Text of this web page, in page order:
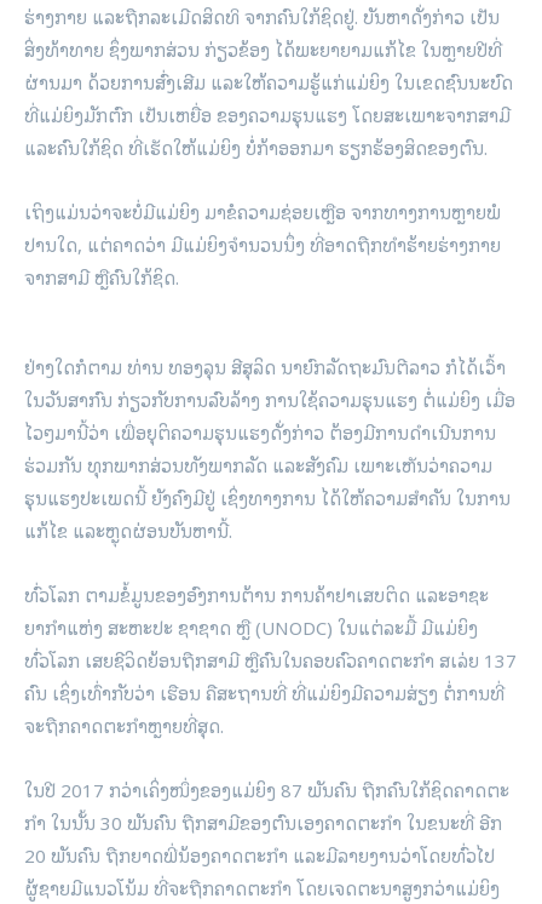
ຮ່າງກາຍ ແລະຖືກລະເມີດສິດທິ ຈາກຄົນໃກ້ຊິດຢູ່. ບັນຫາດັ່ງກ່າວ ເປັນ
ສິ່ງທ້າທາຍ ຊຶ່ງພາກສ່ວນ ກ່ຽວຂ້ອງ ໄດ້ພະຍາຍາມແກ້ໄຂ ໃນຫຼາຍປີທີ່
ຜ່ານມາ ດ້ວຍການສົ່ງເສີມ ແລະໃຫ້ຄວາມຮູ້ແກ່ແມ່ຍິງ ໃນເຂດຊົນນະບົດ
ທີ່ແມ່ຍິງມັກຕົກ ເປັນເຫຍື່ອ ຂອງຄວາມຮຸນແຮງ ໂດຍສະເພາະຈາກສາມີ
ແລະຄົນໃກ້ຊິດ ທີ່ເຮັດໃຫ້ແມ່ຍິງ ບໍ່ກ້າອອກມາ ຮຽກຮ້ອງສິດຂອງຕົນ.
ເຖິງແມ່ນວ່າຈະບໍ່ມີແມ່ຍິງ ມາຂໍຄວາມຊ່ອຍເຫຼືອ ຈາກທາງການຫຼາຍພໍ
ປານໃດ, ແຕ່ຄາດວ່າ ມີແມ່ຍິງຈຳນວນນຶ່ງ ທີ່ອາດຖືກທຳຮ້າຍຮ່າງກາຍ
ຈາກສາມີ ຫຼືຄົນໃກ້ຊິດ.
ຢ່າງໃດກໍຕາມ ທ່ານ ທອງລຸນ ສີສຸລິດ ນາຍົກລັດ​ຖະ​ມົ​ນ​ຕີລາວ ກໍໄດ້ເວົ້າ
ໃນວັນສາກົນ ກ່ຽວກັບການລົບລ້າງ ການໃຊ້ຄວາມຮຸນແຮງ ຕໍ່ແມ່ຍິງ ເມື່ອ
ໄວໆມານີ້ວ່າ ເພື່ອຍຸຕິຄວາມຮຸນແຮງດັ່ງກ່າວ ຕ້ອງມີການດຳເນີນການ
ຮ່ວມກັນ ທຸກພາກສ່ວນທັງພາກ​ລັດ ແລະສັງຄົມ ເພາະເຫັນວ່າຄວາມ
ຮຸນແຮງປະເພດນີ້ ຍັງຄົງມີຢູ່ ເຊິ່ງທາງການ ໄດ້ໃຫ້ຄວາມສຳຄັນ ໃນການ
ແກ້ໄຂ ແລະຫຼຸດຜ່ອນບັນຫານີ້.
ທົ່ວໂລກ ຕາມຂໍ້ມູນຂອງອົງການຕ້ານ ການຄ້າຢາເສບຕິດ ແລະ​ອາ​ຊະ​
ຍາກ​ຳແຫ່ງ ສະຫະປະ ຊາຊາດ ຫຼື (UNODC) ໃນແຕ່ລະມື້ ມີແມ່ຍິງ
ທົ່ວໂລກ ເສຍຊີວິດຍ້ອນຖືກສາມີ ຫຼືຄົນໃນຄອບຄົວຄາດ​ຕະກຳ ສ​ເລ່ຍ 137
ຄົນ ເຊິ່ງເທົ່າກັບວ່າ ເຮືອນ ຄືສະຖານທີ່ ທີ່ແມ່ຍິງມີຄວາມສ່ຽງ ຕໍ່ການທີ່
ຈະຖືກຄາດ​ຕະກຳຫຼາຍທີ່ສຸດ.
ໃນປີ 2017 ກວ່າເຄິ່ງ​ໜຶ່ງຂອງແມ່ຍິງ 87 ພັນຄົນ ຖືກຄົນໃກ້ຊິດຄາດ​ຕະ​
ກຳ ໃນນັ້ນ 30 ພັນຄົນ ຖືກສາມີຂອງຕົນເອງຄາດ​ຕະ​ກຳ ໃນຂນະທີ່ ອີກ
20 ພັນຄົນ ຖືກຍາດພີ່ນ້ອງຄາດ​ຕະ​ກຳ ແລະມີ​ລາຍງານວ່າໂດຍທົ່ວໄປ
ຜູ້ຊາຍມີແນວໂນ້ມ ທີ່ຈະຖືກຄາດ​ຕະ​ກຳ ໂດຍເຈດ​ຕະນາສູງກວ່າແມ່ຍິງ